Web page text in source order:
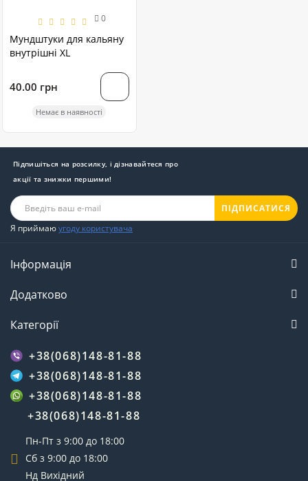
0
Мундштуки для кальяну
внутрішні XL
40.00 грн
Немає в наявності
Підпишіться на розсилку, і дізнавайтеся про
акції та знижки першими!
ПІДПИСАТИСЯ
Я приймаюугоду користувача
Інформація
Додатково
Категорії
+38(068)148-81-88
+38(068)148-81-88
+38(068)148-81-88
+38(068)148-81-88
Пн-Пт з 9:00 до 18:00
Сб з 9:00 до 18:00
Нд Вихідний